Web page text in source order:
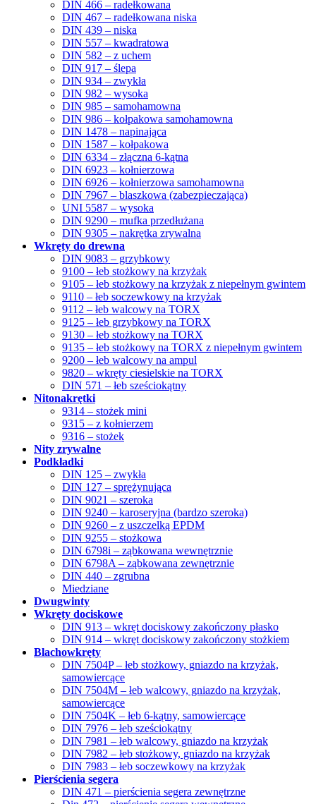
DIN 466 – radełkowana
DIN 467 – radełkowana niska
DIN 439 – niska
DIN 557 – kwadratowa
DIN 582 – z uchem
DIN 917 – ślepa
DIN 934 – zwykła
DIN 982 – wysoka
DIN 985 – samohamowna
DIN 986 – kołpakowa samohamowna
DIN 1478 – napinająca
DIN 1587 – kołpakowa
DIN 6334 – złączna 6-kątna
DIN 6923 – kołnierzowa
DIN 6926 – kołnierzowa samohamowna
DIN 7967 – blaszkowa (zabezpieczająca)
UNI 5587 – wysoka
DIN 9290 – mufka przedłużana
DIN 9305 – nakrętka zrywalna
Wkręty do drewna
DIN 9083 – grzybkowy
9100 – łeb stożkowy na krzyżak
9105 – łeb stożkowy na krzyżak z niepełnym gwintem
9110 – łeb soczewkowy na krzyżak
9112 – łeb walcowy na TORX
9125 – łeb grzybkowy na TORX
9130 – łeb stożkowy na TORX
9135 – łeb stożkowy na TORX z niepełnym gwintem
9200 – łeb walcowy na ampul
9820 – wkręty ciesielskie na TORX
DIN 571 – łeb sześciokątny
Nitonakrętki
9314 – stożek mini
9315 – z kołnierzem
9316 – stożek
Nity zrywalne
Podkładki
DIN 125 – zwykła
DIN 127 – sprężynująca
DIN 9021 – szeroka
DIN 9240 – karoseryjna (bardzo szeroka)
DIN 9260 – z uszczelką EPDM
DIN 9255 – stożkowa
DIN 6798i – ząbkowana wewnętrznie
DIN 6798A – ząbkowana zewnętrznie
DIN 440 – zgrubna
Miedziane
Dwugwinty
Wkręty dociskowe
DIN 913 – wkręt dociskowy zakończony płasko
DIN 914 – wkręt dociskowy zakończony stożkiem
Blachowkręty
DIN 7504P – łeb stożkowy, gniazdo na krzyżak,
samowiercące
DIN 7504M – łeb walcowy, gniazdo na krzyżak,
samowiercące
DIN 7504K – łeb 6-kątny, samowiercące
DIN 7976 – łeb sześciokątny
DIN 7981 – łeb walcowy, gniazdo na krzyżak
DIN 7982 – łeb stożkowy, gniazdo na krzyżak
DIN 7983 – łeb soczewkowy na krzyżak
Pierścienia segera
DIN 471 – pierścienia segera zewnętrzne